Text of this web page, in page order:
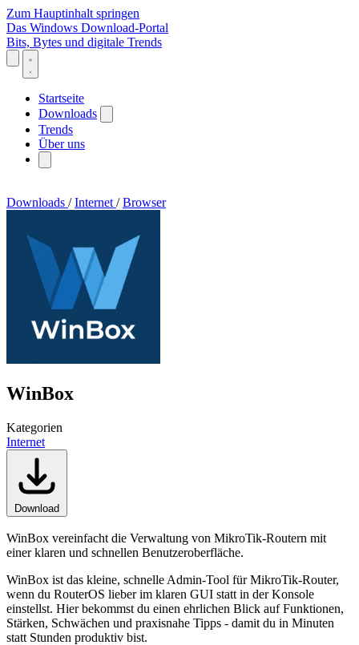
Zum Hauptinhalt springen
Das Windows Download-Portal
Bits, Bytes und digitale Trends
Startseite
Downloads
Trends
Über uns
Downloads / Internet / Browser
WinBox
Kategorien
Internet
Download
WinBox vereinfacht die Verwaltung von MikroTik-Routern mit
einer klaren und schnellen Benutzeroberfläche.
WinBox ist das kleine, schnelle Admin-Tool für MikroTik-Router,
wenn du RouterOS lieber im klaren GUI statt in der Konsole
einstellst. Hier bekommst du einen ehrlichen Blick auf Funktionen,
Stärken, Schwächen und praxisnahe Tipps - damit du in Minuten
statt Stunden produktiv bist.